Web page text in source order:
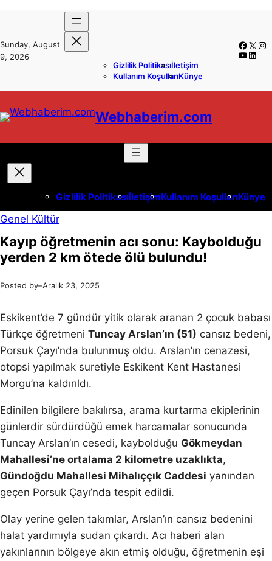
content
Sunday, August
9, 2026
Gizlilik Politikasıİletişim
Kullanım KoşullarıKünye
X
Webhaberim.com
Gizlilik PolitikasıİletişimKullanım KoşullarıKünye
Genel Kültür
Kayıp öğretmenin acı sonu: Kaybolduğu
yerden 2 km ötede ölü bulundu!
Posted by–Aralık 23, 2025
Eskikent’de 7 gündür yitik olarak aranan 2 çocuk babası
Türkçe öğretmeni Tuncay Arslan’ın (51) cansız bedeni,
Porsuk Çayı’nda bulunmuş oldu. Arslan’ın cenazesi,
otopsi yapılmak suretiyle Eskikent Kent Hastanesi
Morgu’na kaldırıldı.
Edinilen bilgilere bakılırsa, arama kurtarma ekiplerinin
günlerdir sürdürdüğü emek harcamalar sonucunda
Tuncay Arslan’ın cesedi, kaybolduğu Gökmeydan
Mahallesi’ne ortalama 2 kilometre uzaklıkta,
Gündoğdu Mahallesi Mihalıççık Caddesi yanından
geçen Porsuk Çayı’nda tespit edildi.
Olay yerine gelen takımlar, Arslan’ın cansız bedenini
halat yardımıyla sudan çıkardı. Acı haberi alan
yakınlarının bölgeye akın etmiş olduğu, öğretmenin eşi